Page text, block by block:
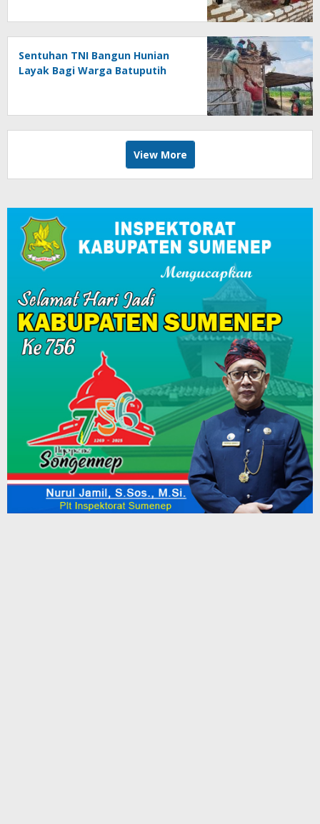
Sentuhan TNI Bangun Hunian
Layak Bagi Warga Batuputih
View More